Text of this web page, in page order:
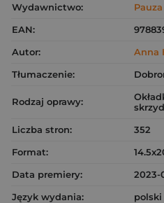
Wydawnictwo:
Pauza
EAN:
Autor:
Anna
Tłumaczenie:
Rodzaj oprawy:
Liczba stron:
352
Format:
Data premiery:
2023-
Język wydania:
polski